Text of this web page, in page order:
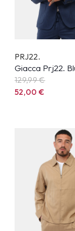
PRJ22.
Giacca Prj22.
129,99€
52,00€